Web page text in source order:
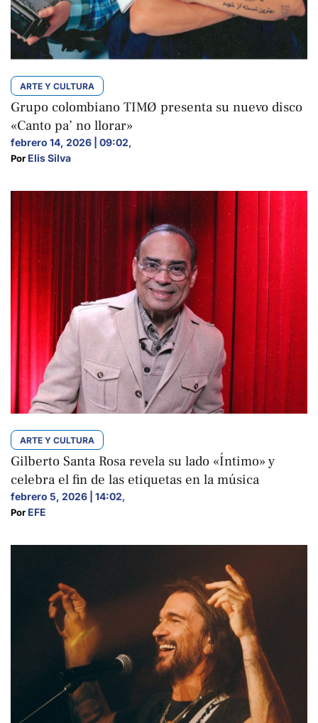
ARTE Y CULTURA
Grupo colombiano TIMØ presenta su nuevo disco
«Canto pa’ no llorar»
febrero 14, 2026 | 09:02,
Por Elis Silva
ARTE Y CULTURA
Gilberto Santa Rosa revela su lado «Íntimo» y
celebra el fin de las etiquetas en la música
febrero 5, 2026 | 14:02,
Por EFE